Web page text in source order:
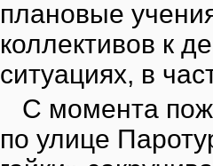
плановые
коллективов к
ситуациях, в
С момента
по улице